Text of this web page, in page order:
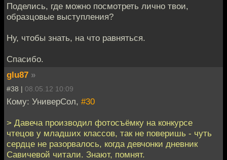
Поделись, где можно посмотреть лично твои,
образцовые выступления?
Ну, чтобы знать, на что равняться.
Спасибо.
glu87 »
#38 | 08.05.12 10:09
Кому: УниверСол, #30
> Давеча производил фотосъёмку на конкурсе
чтецов у младших классов, так не поверишь - чуть
сердце не разорвалось, когда девчонки дневник
Савичевой читали. Знают, помнят.